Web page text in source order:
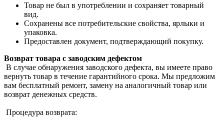
Товар не был в употреблении и сохраняет товарный
вид.
Сохранены все потребительские свойства, ярлыки и
упаковка.
Предоставлен документ, подтверждающий покупку.
Возврат товара с заводским дефектом
В случае обнаружения заводского дефекта, вы имеете право
вернуть товар в течение гарантийного срока. Мы предложим
вам бесплатный ремонт, замену на аналогичный товар или
возврат денежных средств.
Процедура возврата: